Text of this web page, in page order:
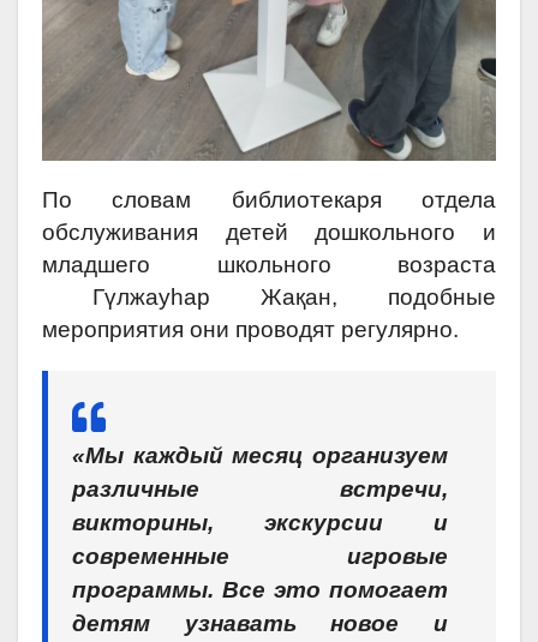
По словам библиотекаря отдела
обслуживания детей дошкольного и
младшего школьного возраста
Гүлжауhар Жақан, подобные
мероприятия они проводят регулярно.
«Мы каждый месяц организуем
различные встречи,
викторины, экскурсии и
современные игровые
программы. Все это помогает
детям узнавать новое и